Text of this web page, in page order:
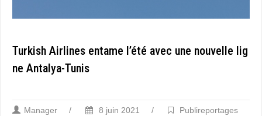
Turkish Airlines entame l’été avec une nouvelle lig
ne Antalya-Tunis
Manager / 8 juin 2021 /
Publireportages